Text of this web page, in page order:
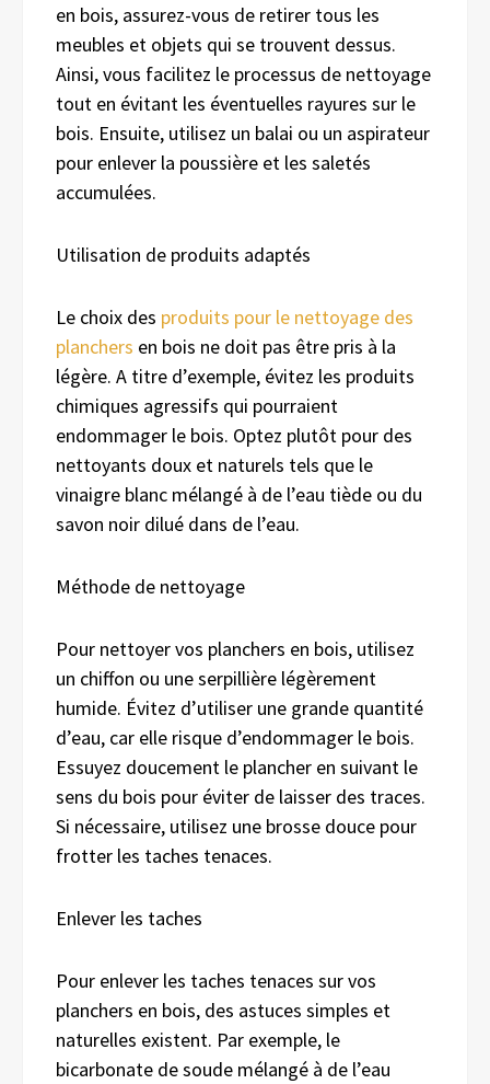
en bois, assurez-vous de retirer tous les
meubles et objets qui se trouvent dessus.
Ainsi, vous facilitez le processus de nettoyage
tout en évitant les éventuelles rayures sur le
bois. Ensuite, utilisez un balai ou un aspirateur
pour enlever la poussière et les saletés
accumulées.
Utilisation de produits adaptés
Le choix des produits pour le nettoyage des
planchers en bois ne doit pas être pris à la
légère. A titre d’exemple, évitez les produits
chimiques agressifs qui pourraient
endommager le bois. Optez plutôt pour des
nettoyants doux et naturels tels que le
vinaigre blanc mélangé à de l’eau tiède ou du
savon noir dilué dans de l’eau.
Méthode de nettoyage
Pour nettoyer vos planchers en bois, utilisez
un chiffon ou une serpillière légèrement
humide. Évitez d’utiliser une grande quantité
d’eau, car elle risque d’endommager le bois.
Essuyez doucement le plancher en suivant le
sens du bois pour éviter de laisser des traces.
Si nécessaire, utilisez une brosse douce pour
frotter les taches tenaces.
Enlever les taches
Pour enlever les taches tenaces sur vos
planchers en bois, des astuces simples et
naturelles existent. Par exemple, le
bicarbonate de soude mélangé à de l’eau